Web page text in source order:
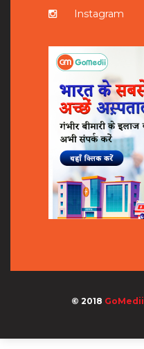
Instagram
© 2018 GoMedii